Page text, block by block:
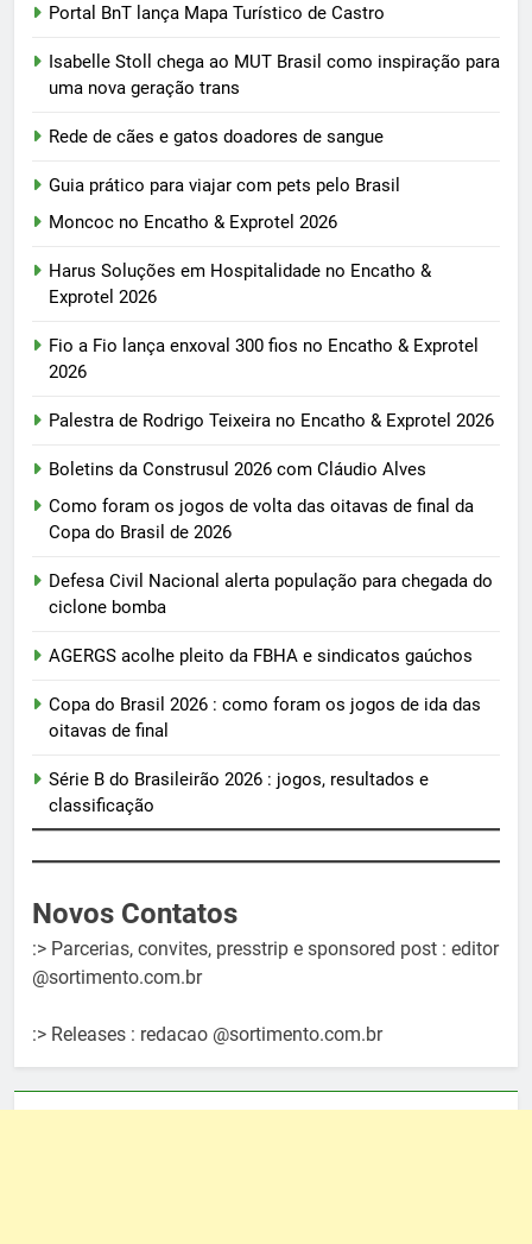
Portal BnT lança Mapa Turístico de Castro
Isabelle Stoll chega ao MUT Brasil como inspiração para
uma nova geração trans
Rede de cães e gatos doadores de sangue
Guia prático para viajar com pets pelo Brasil
Moncoc no Encatho & Exprotel 2026
Harus Soluções em Hospitalidade no Encatho &
Exprotel 2026
Fio a Fio lança enxoval 300 fios no Encatho & Exprotel
2026
Palestra de Rodrigo Teixeira no Encatho & Exprotel 2026
Boletins da Construsul 2026 com Cláudio Alves
Como foram os jogos de volta das oitavas de final da
Copa do Brasil de 2026
Defesa Civil Nacional alerta população para chegada do
ciclone bomba
AGERGS acolhe pleito da FBHA e sindicatos gaúchos
Copa do Brasil 2026 : como foram os jogos de ida das
oitavas de final
Série B do Brasileirão 2026 : jogos, resultados e
classificação
Novos Contatos
:> Parcerias, convites, presstrip e sponsored post : editor
@sortimento.com.br
:> Releases : redacao @sortimento.com.br